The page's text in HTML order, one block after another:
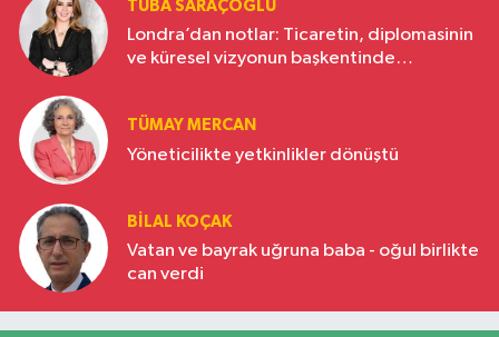
TUBA SARAÇOĞLU
Londra’dan notlar: Ticaretin, diplomasinin
ve küresel vizyonun başkentinde
TÜMAY MERCAN
Yöneticilikte yetkinlikler dönüştü
BILAL KOÇAK
Vatan ve bayrak uğruna baba - oğul birlikte
can verdi